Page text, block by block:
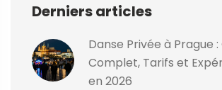
Derniers articles
Danse Privée à Prague :
Complet, Tarifs et
en 2026